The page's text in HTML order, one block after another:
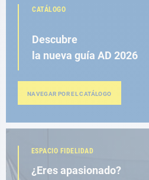
CATÁLOGO
Descubre
la nueva guía AD 2026
NAVEGAR POR EL CATÁLOGO
ESPACIO FIDELIDAD
¿Eres apasionado?